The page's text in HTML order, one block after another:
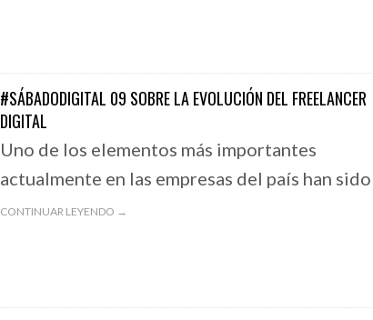
#SÁBADODIGITAL 09 SOBRE LA EVOLUCIÓN DEL FREELANCER
DIGITAL
Uno de los elementos más importantes
actualmente en las empresas del país han
CONTINUAR LEYENDO →